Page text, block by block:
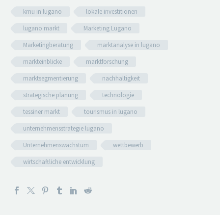
kmu in lugano
lokale investitionen
lugano markt
Marketing Lugano
Marketingberatung
marktanalyse in lugano
markteinblicke
marktforschung
marktsegmentierung
nachhaltigkeit
strategische planung
technologie
tessiner markt
tourismus in lugano
unternehmensstrategie lugano
Unternehmenswachstum
wettbewerb
wirtschaftliche entwicklung